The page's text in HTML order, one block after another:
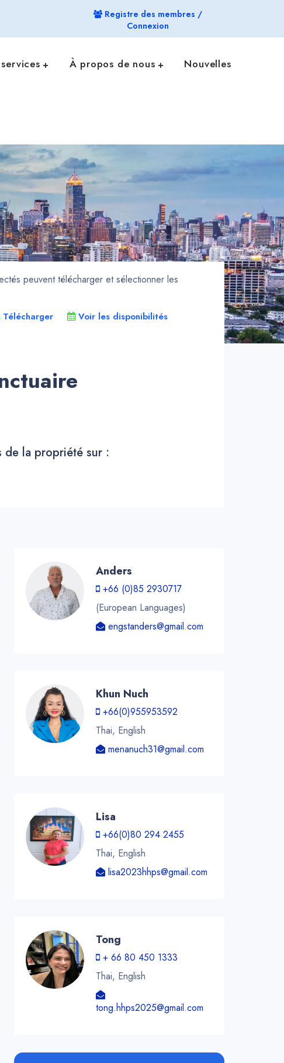
Registre des membres /
Connexion
À propos de nous Nouvelles
peuvent télécharger et sélectionner les
Télécharger Voir les disponibilités
de la propriété sur :
Anders
+66 (0)85 2930717
(European Languages)
engstanders@gmail.com
Khun Nuch
+66(0)955953592
Thai, English
menanuch31@gmail.com
Lisa
+66(0)80 294 2455
Thai, English
lisa2023hhps@gmail.com
Tong
+ 66 80 450 1333
Thai, English
tong.hhps2025@gmail.com